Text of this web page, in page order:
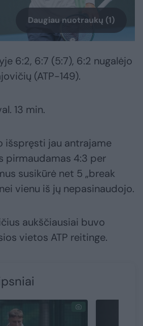
Daugiau nuotraukų (1)
6:2, 6:7 (5:7), 6:2 nugalėjo
(ATP-149).
13 min.
išspręsti jau antrajame
pirmaudamas 4:3 per
susikūrė net 5 „break
vienu iš jų nepasinaudojo.
aukščiausiai buvo
vietos ATP reitinge.